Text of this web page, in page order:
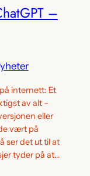
–
internett: Et
av alt –
eller
vært på
ser det ut til at
tyder på at…